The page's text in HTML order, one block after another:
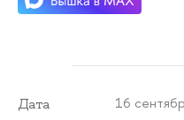
Дата 16